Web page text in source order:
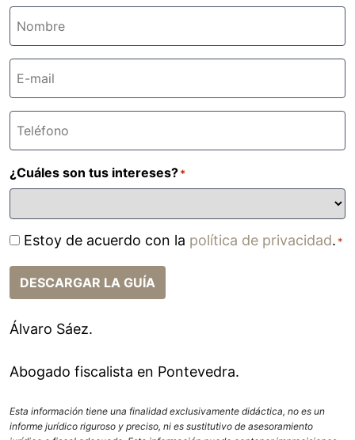
N
e
E
m
T
é
f
o
n
*
¿Cuáles son tus intereses?*
C
s
e
n
i
i
e
Estoy de acuerdo con la política de privacidad. *
DESCARGAR LA GUÍA
Álvaro Sáez.
Abogado fiscalista en Pontevedra.
Esta información tiene una finalidad exclusivamente didáctica, no es un
informe jurídico riguroso y preciso, ni es sustitutivo de asesoramiento